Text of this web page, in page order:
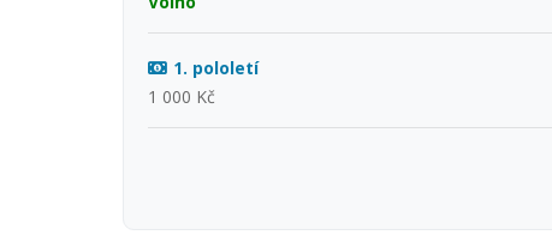
1. pololetí
1 000 Kč